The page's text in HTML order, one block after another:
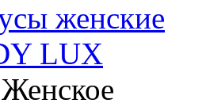
женские
LUX